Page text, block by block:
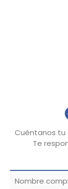
Cuéntanos tu
Te
Nombre